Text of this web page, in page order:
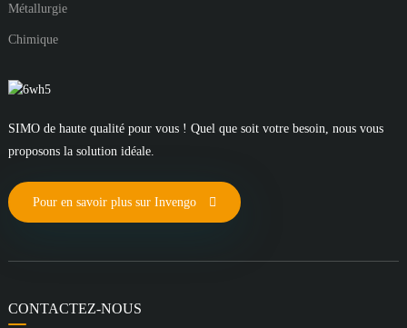
Métallurgie
Chimique
SIMO de haute qualité pour vous ! Quel que soit votre besoin, nous vous
proposons la solution idéale.
Pour en savoir plus sur Invengo
CONTACTEZ-NOUS